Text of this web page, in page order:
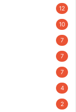
12
10
7
7
7
4
2